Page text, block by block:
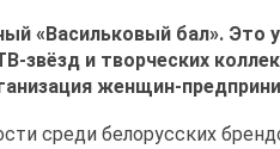
«Васильковый бал». Это
звёзд и творческих
женщин-
среди белорусских